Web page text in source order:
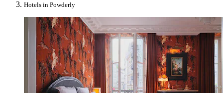
Hotels in Powderly